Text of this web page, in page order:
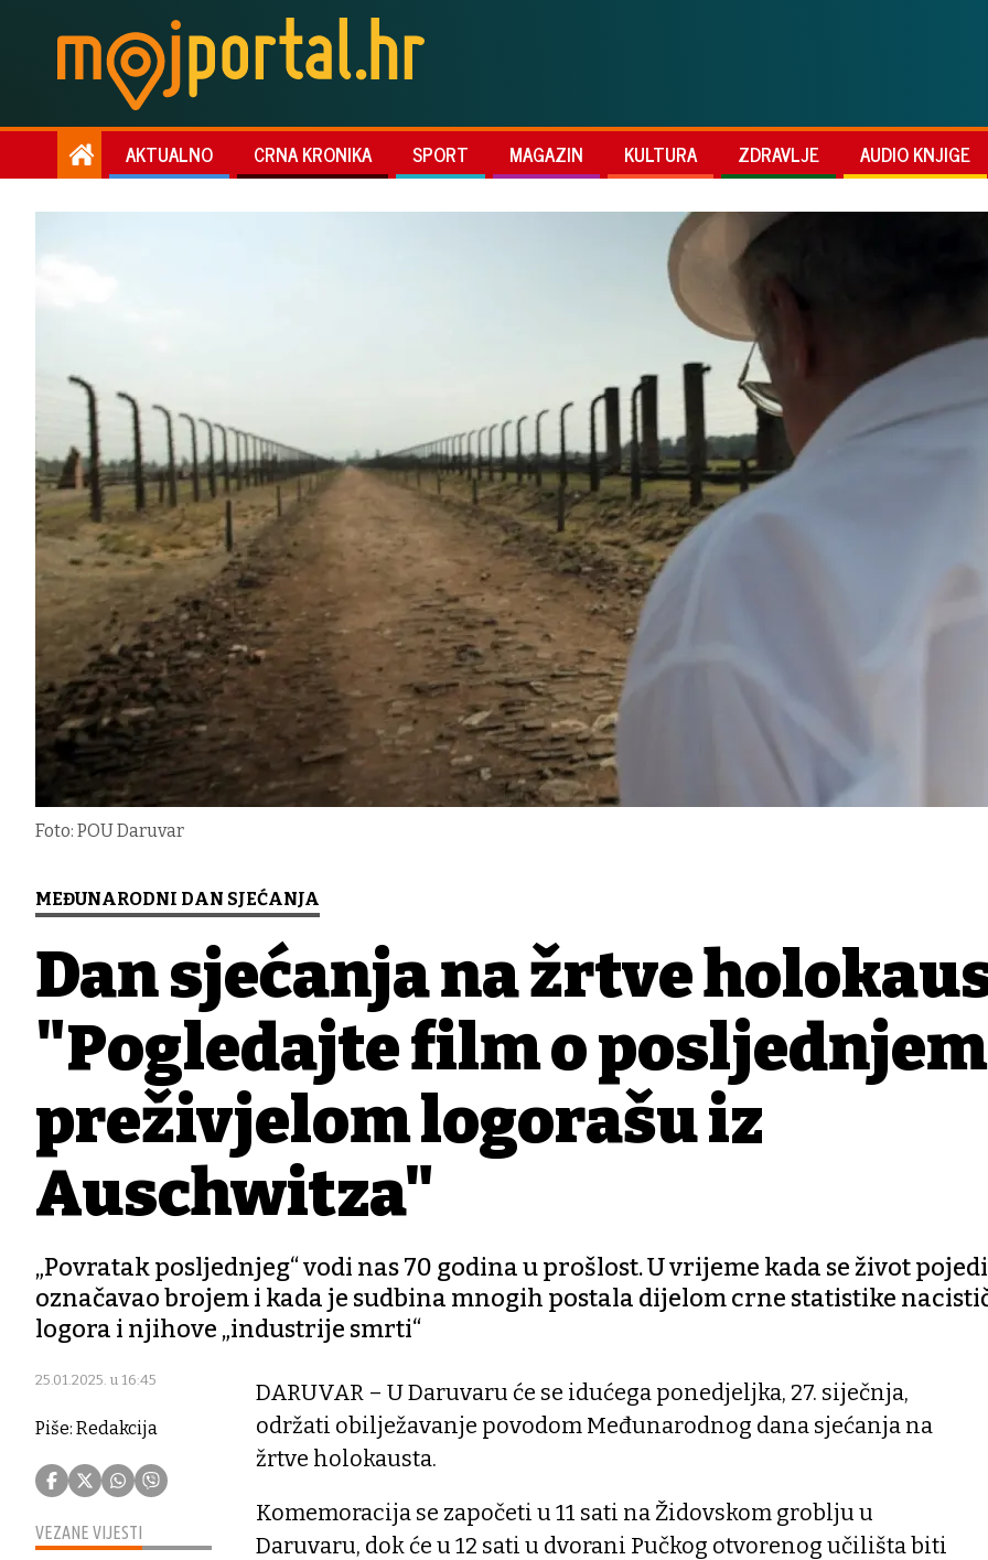
AKTUALNO CRNA KRONIKA SPORT MAGAZIN KULTURA ZDRAVLJE AUDIO KNJIGE
Foto: POU Daruvar
MEĐUNARODNI DAN SJEĆANJA
Dan sjećanja na žrtve
"Pogledajte film o posljednjem
preživjelom logorašu iz
Auschwitza"
„Povratak posljednjeg“ vodi nas 70 godina u prošlost. U vrijeme kada se život
označavao brojem i kada je sudbina mnogih postala dijelom crne statistike
logora i njihove „industrije smrti“
25.01.2025. u 16:45
Piše: Redakcija
VEZANE VIJESTI
DARUVAR – U Daruvaru će se idućega ponedjeljka, 27. siječnja,
održati obilježavanje povodom Međunarodnog dana sjećanja na
žrtve holokausta.
Komemoracija se započeti u 11 sati na Židovskom groblju u
Daruvaru, dok će u 12 sati u dvorani Pučkog otvorenog učilišta biti